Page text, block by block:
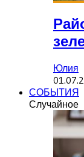
Юлия
СОБЫТИЯ
Случайное